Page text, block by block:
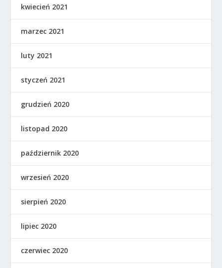
kwiecień 2021
marzec 2021
luty 2021
styczeń 2021
grudzień 2020
listopad 2020
październik 2020
wrzesień 2020
sierpień 2020
lipiec 2020
czerwiec 2020